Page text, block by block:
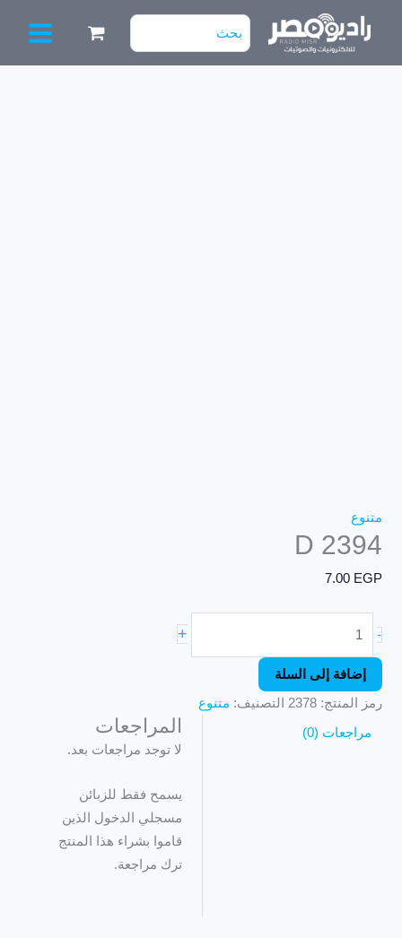
البحث
عن:
متنوع
D 2394
7.00 EGP
-
+
إضافة إلى السلة
رمز المنتج:2378 التصنيف: متنوع
مراجعات (0) المراجعات
لا توجد مراجعات بعد.
يسمح فقط للزبائن
مسجلي الدخول الذين
قاموا بشراء هذا المنتج
ترك مراجعة.